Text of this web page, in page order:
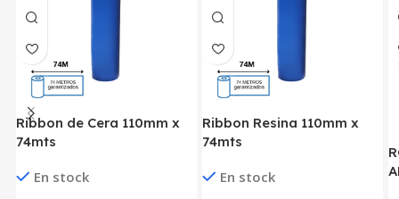
Ribbon de Cera 110mm x
74mts
En stock
Ribbon Resina 110mm x
74mts
En stock